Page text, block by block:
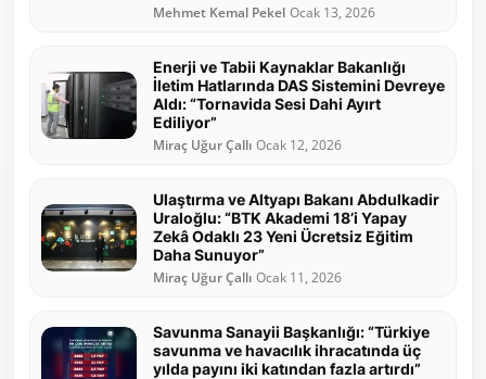
Mehmet Kemal Pekel Ocak 13, 2026
Enerji ve Tabii Kaynaklar Bakanlığı
İletim Hatlarında DAS Sistemini Devreye
Aldı: “Tornavida Sesi Dahi Ayırt
Ediliyor”
Miraç Uğur Çallı Ocak 12, 2026
Ulaştırma ve Altyapı Bakanı Abdulkadir
Uraloğlu: “BTK Akademi 18’i Yapay
Zekâ Odaklı 23 Yeni Ücretsiz Eğitim
Daha Sunuyor”
Miraç Uğur Çallı Ocak 11, 2026
Savunma Sanayii Başkanlığı: “Türkiye
savunma ve havacılık ihracatında üç
yılda payını iki katından fazla artırdı”